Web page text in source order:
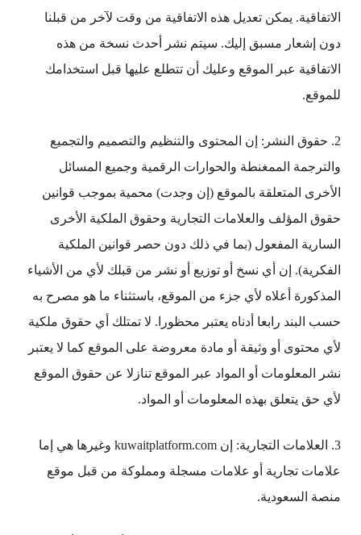
الاتفاقية. يمكن تعديل هذه الاتفاقية من وقت لآخر من قبلنا
دون إشعار مسبق إليك. سيتم نشر أحدث نسخة من هذه
الاتفاقية عبر الموقع وعليك أن تتطلع عليها قبل استخدامك
للموقع.
2. حقوق النشر: إن المحتوى والتنظيم والتصميم والتجميع
والترجمة الممغنطة والحوارات الرقمية وجميع المسائل
الأخرى المتعلقة بالموقع (إن وجدت) محمية بموجب قوانين
حقوق المؤلف والعلامات التجارية وحقوق الملكية الأخرى
السارية المفعول (بما في ذلك دون حصر قوانين الملكية
الفكرية). إن أي نسخ أو توزيع أو نشر من قبلك لأي من الأشياء
المذكورة أعلاه لأي جزء من الموقع، باستثناء ما هو مصرح به
حسب البند رابعا أدناه يعتبر محظورا. لا تمتلك أي حقوق ملكية
لأي محتوى أو وثيقة أو مادة معروضة على الموقع كما لا يعتبر
نشر المعلومات أو المواد عبر الموقع تنازلا عن حقوق الموقع
لأي حق يتعلق بهذه المعلومات أو المواد.
3. العلامات التجارية: إن kuwaitplatform.com وغيرها هي إما
علامات تجارية أو علامات مسجلة ومملوكة من قبل موقع
منصة السعودية.